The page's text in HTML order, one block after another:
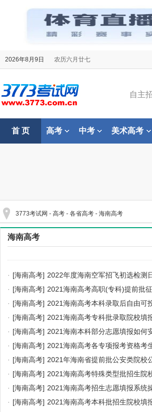
2026年8月9日 农历六月廿七
自主
首 页 高考 中考 美术高考
3773考试网 - 高考 - 各省高考 - 海南高考
海南高考
· [海南高考] 2022年度海南空军招飞初选检测
· [海南高考] 2021海南高考高职(专科)提前批
· [海南高考] 2021海南高考本科录取后自由可
· [海南高考] 2021海南高考专科批录取院校填
· [海南高考] 2021海南本科部分志愿填报如何
· [海南高考] 2021海南高考各专项报考资格考
· [海南高考] 2021年海南省提前批公安类院校
· [海南高考] 2021海南高考特殊类型批招生院
· [海南高考] 2021海南高考招生志愿填报系统
· [海南高考] 2021海南高考本科批招生院校填